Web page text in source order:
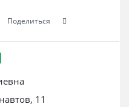
Поделиться
11